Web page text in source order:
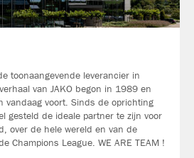
toonaangevende leverancier in
van JAKO begon in 1989 en
vandaag voort. Sinds de oprichting
gesteld de ideale partner te zijn voor
over de hele wereld en van de
Champions League. WE ARE TEAM !